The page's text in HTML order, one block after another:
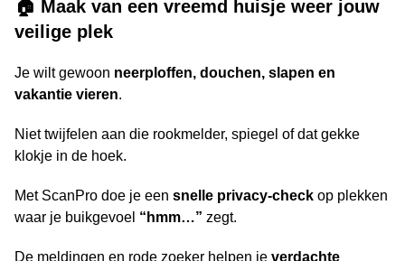
🏠 Maak van een vreemd huisje weer jouw
veilige plek
Je wilt gewoon neerploffen, douchen, slapen en
vakantie vieren.
Niet twijfelen aan die rookmelder, spiegel of dat gekke
klokje in de hoek.
Met ScanPro doe je een snelle privacy-check op plekken
waar je buikgevoel “hmm…” zegt.
De meldingen en rode zoeker helpen je verdachte